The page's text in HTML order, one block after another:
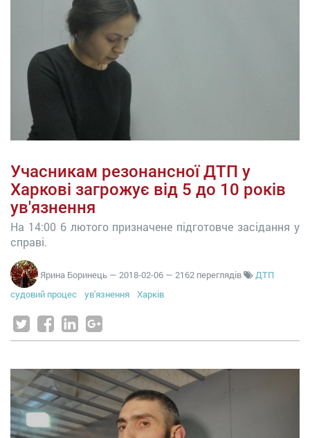
Учасникам резонансної ДТП у
Харкові загрожує від 5 до 10 років
ув'язнення
На 14:00 6 лютого призначене підготовче засідання у
справі.
Ярина Боринець — 2018-02-06 — 2162 переглядів
ДТП
судовий процес
ув'язнення Харків